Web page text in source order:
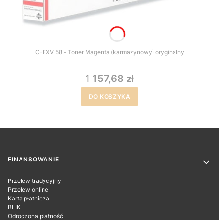
C-EXV 58 - Toner Magenta (karmazynowy) oryginalny
1 157,68 zł
DO KOSZYKA
Linki w stopce
FINANSOWANIE
Przelew tradycyjny
Przelew online
Karta płatnicza
BLIK
Odroczona płatność